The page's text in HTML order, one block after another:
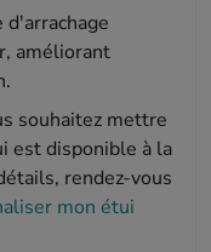
d'arrachage
améliorant
souhaitez mettre
est disponible à la
rendez-vous
mon étui